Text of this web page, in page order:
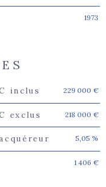
1973
inclus 229 000 €
exclus 218 000 €
5,05 %
1 406 €